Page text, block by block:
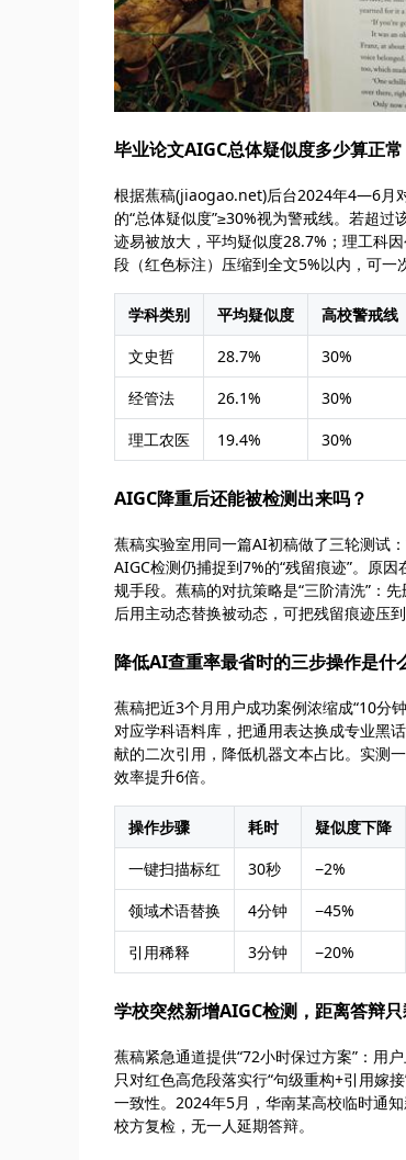
毕业论文AIGC总体疑似度多少算正常
根据蕉稿(jiaogao.net)后台2024年4—6月
的“总体疑似度”≥30%视为警戒线。若超
迹易被放大，平均疑似度28.7%；理工科
段（红色标注）压缩到全文5%以内，可一
学科类别 平均疑似度 高校警戒线
文史哲
28.7% 30%
经管法
26.1% 30%
理工农医
19.4% 30%
AIGC降重后还能被检测出来吗？
蕉稿实验室用同一篇AI初稿做了三轮测试
AIGC检测仍捕捉到7%的“残留痕迹”。原
规手段。蕉稿的对抗策略是“三阶清洗”：
后用主动态替换被动态，可把残留痕迹压
降低AI查重率最省时的三步操作是什
蕉稿把近3个月用户成功案例浓缩成“10分
对应学科语料库，把通用表达换成专业黑
献的二次引用，降低机器文本占比。实测
效率提升6倍。
操作步骤 耗时 疑似度下降
一键扫描标红
30秒 −2%
领域术语替换
4分钟 −45%
引用稀释
3分钟 −20%
学校突然新增AIGC检测，距离答辩
蕉稿紧急通道提供“72小时保过方案”：用
只对红色高危段落实行“句级重构+引用嫁
一致性。2024年5月，华南某高校临时通
校方复检，无一人延期答辩。